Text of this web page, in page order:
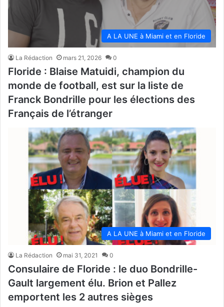
A LA UNE à Miami et en Floride
La Rédaction mars 21, 2026 0
Floride : Blaise Matuidi, champion du
monde de football, est sur la liste de
Franck Bondrille pour les élections des
Français de l’étranger
A LA UNE à Miami et en Floride
La Rédaction mai 31, 2021 0
Consulaire de Floride : le duo Bondrille-
Gault largement élu. Brion et Pallez
emportent les 2 autres sièges